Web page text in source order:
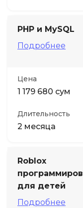
PHP и MySQL
Подробнее
Цена
1 179 680 сум
Длительность
2 месяца
Roblox
для детей
Подробнее